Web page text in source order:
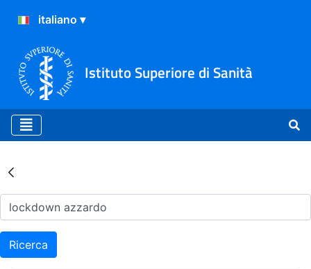
Istituto Superiore di Sanità
Risultati della Ricerca -
Ricerca